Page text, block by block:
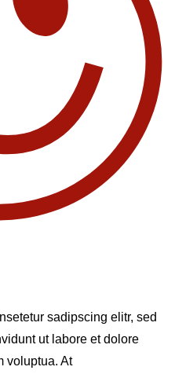
sadipscing elitr, sed
ut labore et dolore
voluptua. At